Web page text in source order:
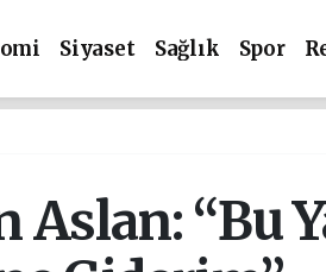
Siyaset Sağlık Spor
Aslan: “Bu